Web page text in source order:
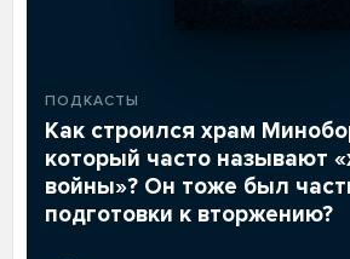
ПОДКАСТЫ
Как строился храм
который часто называют
войны»? Он тоже был
подготовки к вторжению?